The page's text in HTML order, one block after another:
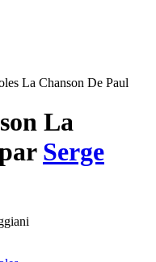
La Chanson De Paul
La
Serge